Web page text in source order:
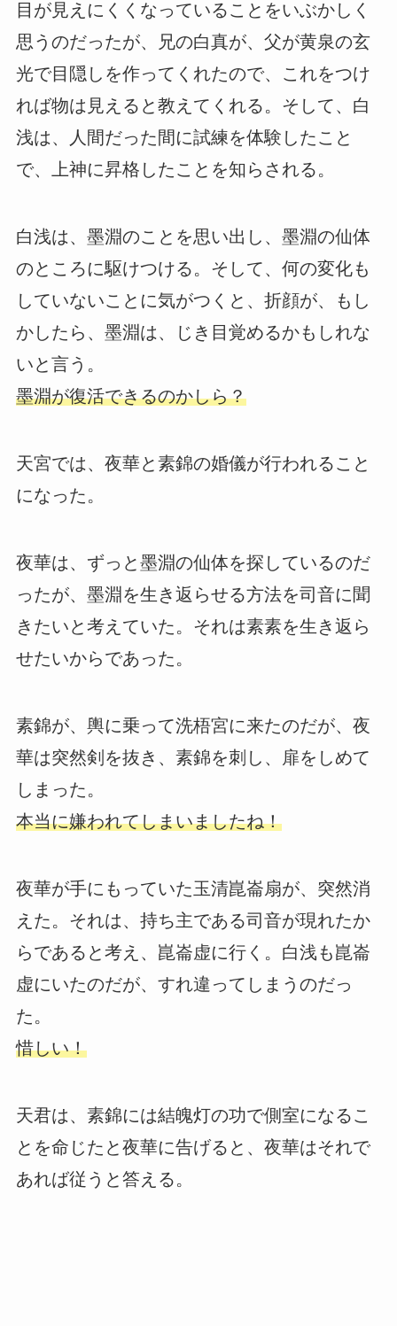
目が見えにくくなっていることをいぶかしく
思うのだったが、兄の白真が、父が黄泉の玄
光で目隠しを作ってくれたので、これをつけ
れば物は見えると教えてくれる。そして、白
浅は、人間だった間に試練を体験したこと
で、上神に昇格したことを知らされる。
白浅は、墨淵のことを思い出し、墨淵の仙体
のところに駆けつける。そして、何の変化も
していないことに気がつくと、折顔が、もし
かしたら、墨淵は、じき目覚めるかもしれな
いと言う。
墨淵が復活できるのかしら？
天宮では、夜華と素錦の婚儀が行われること
になった。
夜華は、ずっと墨淵の仙体を探しているのだ
ったが、墨淵を生き返らせる方法を司音に聞
きたいと考えていた。それは素素を生き返ら
せたいからであった。
素錦が、輿に乗って洗梧宮に来たのだが、夜
華は突然剣を抜き、素錦を刺し、扉をしめて
しまった。
本当に嫌われてしまいましたね！
夜華が手にもっていた玉清崑崙扇が、突然消
えた。それは、持ち主である司音が現れたか
らであると考え、崑崙虚に行く。白浅も崑崙
虚にいたのだが、すれ違ってしまうのだっ
た。
惜しい！
天君は、素錦には結魄灯の功で側室になるこ
とを命じたと夜華に告げると、夜華はそれで
あれば従うと答える。